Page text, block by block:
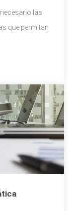
las
que permitan